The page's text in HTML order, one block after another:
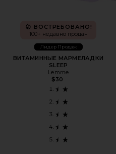
ВОСТРЕБОВАНО!
100+ недавно продан
Лидер Продаж
ВИТАМИННЫЕ МАРМЕЛАДКИ
SLEEP
Lemme
$30